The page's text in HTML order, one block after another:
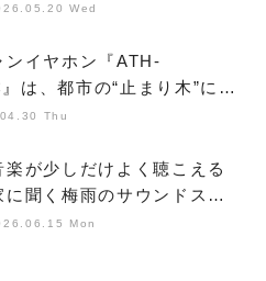
Wed
ンイヤホン『ATH-
は、都市の“止まり木”にな
ーソングライター浮
Thu
が少しだけよく聴こえる
聞く梅雨のサウンドス
Mon